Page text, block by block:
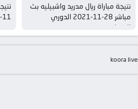
نتيجة مباراة ريال مدريد واشبيليه بث
مباشر 28-11-2021 الدوري
الاسباني
11-12-2021 الدوري الاسباني
koora live